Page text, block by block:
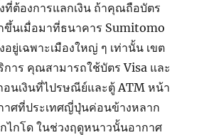
ที่ต้องการแลกเงิน ถ้าคุณถือบัตร
ขึ้นเมื่อมาที่ธนาคาร Sumitomo
ยู่เฉพาะเมืองใหญ่ ๆ เท่านั้น เขต
การ คุณสามารถใช้บัตร Visa และ
อนเงินที่ไปรษณีย์และตู้ ATM หน้า
าศที่ประเทศญี่ปุ่นค่อนข้างหลาก
ไกโด ในช่วงฤดูหนาวนั้นอากาศ